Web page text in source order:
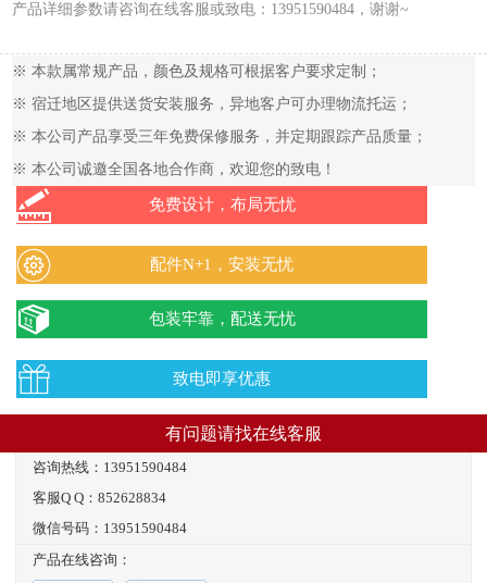
产品详细参数请咨询在线客服或致电：13951590484，谢谢~
※ 本款属常规产品，颜色及规格可根据客户要求定制；
※ 宿迁地区提供送货安装服务，异地客户可办理物流托运；
※ 本公司产品享受三年免费保修服务，并定期跟踪产品质量；
※ 本公司诚邀全国各地合作商，欢迎您的致电！
免费设计，布局无忧
配件N+1，安装无忧
包装牢靠，配送无忧
致电即享优惠
有问题请找在线客服
咨询热线：13951590484
客服Q Q：852628834
微信号码：13951590484
产品在线咨询：